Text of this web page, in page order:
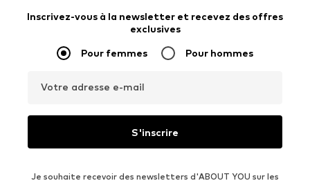
Inscrivez-vous à la newsletter et recevez des offres
exclusives
Pour femmes Pour hommes
Votre adresse e-mail
S'inscrire
Je souhaite recevoir des newsletters d'ABOUT YOU sur les